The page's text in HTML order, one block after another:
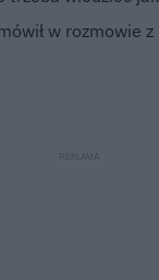
w rozmowie